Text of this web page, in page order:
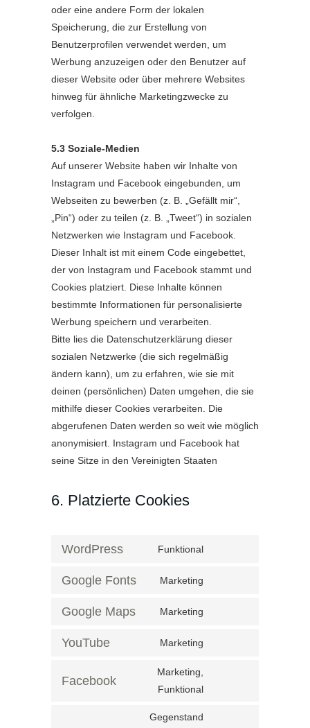
oder eine andere Form der lokalen
Speicherung, die zur Erstellung von
Benutzerprofilen verwendet werden, um
Werbung anzuzeigen oder den Benutzer auf
dieser Website oder über mehrere Websites
hinweg für ähnliche Marketingzwecke zu
verfolgen.
5.3 Soziale-Medien
Auf unserer Website haben wir Inhalte von
Instagram und Facebook eingebunden, um
Webseiten zu bewerben (z. B. „Gefällt mir“,
„Pin“) oder zu teilen (z. B. „Tweet“) in sozialen
Netzwerken wie Instagram und Facebook.
Dieser Inhalt ist mit einem Code eingebettet,
der von Instagram und Facebook stammt und
Cookies platziert. Diese Inhalte können
bestimmte Informationen für personalisierte
Werbung speichern und verarbeiten.
Bitte lies die Datenschutzerklärung dieser
sozialen Netzwerke (die sich regelmäßig
ändern kann), um zu erfahren, wie sie mit
deinen (persönlichen) Daten umgehen, die sie
mithilfe dieser Cookies verarbeiten. Die
abgerufenen Daten werden so weit wie möglich
anonymisiert. Instagram und Facebook hat
seine Sitze in den Vereinigten Staaten
6. Platzierte Cookies
WordPress Funktional
Google Fonts Marketing
Google Maps Marketing
YouTube Marketing
Facebook
Marketing,
Funktional
Gegenstand